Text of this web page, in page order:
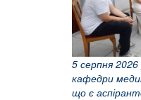
5 серпня
кафедри
що є